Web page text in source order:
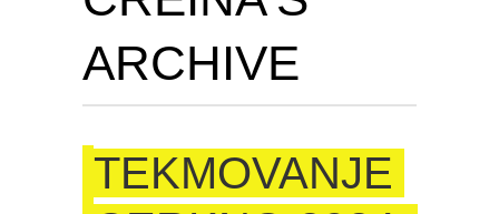
ARCHIVE
TEKMOVANJE